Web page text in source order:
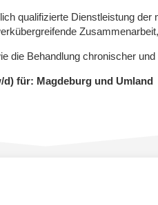
qualifizierte Dienstleistung
die Behandlung chronischer
d) für: Magdeburg und Umland